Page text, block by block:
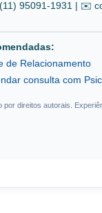
(11) 95091-1931 | ✉️
de Relacionamento
consulta com
por direitos autorais.